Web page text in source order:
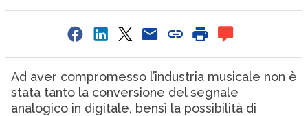
Ad aver compromesso l’industria musicale non è
stata tanto la conversione del segnale
analogico in digitale, bensì la possibilità di